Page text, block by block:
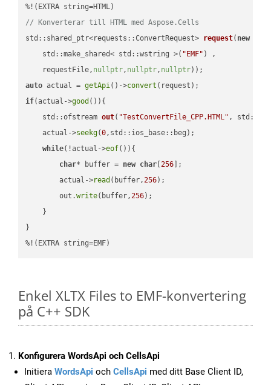
// Konverterar till HTML med Aspose.Cells
std::shared_ptr<requests::ConvertRequest> request( new
    std::make_shared< std::wstring >(
"EMF" ) ,
    requestFile,
nullptr, nullptr, nullptr))
auto actual = getApi()->convert
if(actual->good ()){
std::ofstream out( "TestConvertFile_CPP.HTML" ,
    actual->
seekg(0,std::ios_base::beg);
while(!actual->eof()){
char* buffer = new char [256 ];
        actual->
read (buffer,256);
        out.
write(buffer,256);
    }
}
%!(EXTRA string=EMF)
Enkel XLTX Files to EMF-konvertering
på C++ SDK
Konfigurera WordsApi och CellsApi
Initiera WordsApi och CellsApi med ditt Base Client ID,